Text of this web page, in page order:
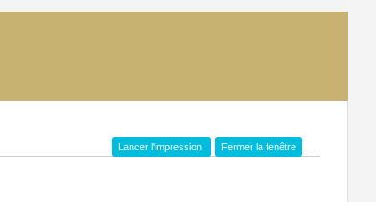
Lancer l'impression Fermer la fenêtre